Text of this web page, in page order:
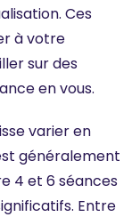
Ces
à votre
sur des
en vous.
varier en
généralement
4 et 6 séances
Entre